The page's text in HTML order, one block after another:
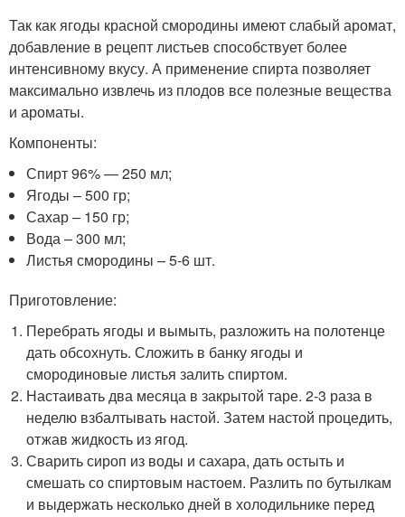
Так как ягоды красной смородины имеют слабый аромат,
добавление в рецепт листьев способствует более
интенсивному вкусу. А применение спирта позволяет
максимально извлечь из плодов все полезные вещества
и ароматы.
Компоненты:
Спирт 96% — 250 мл;
Ягоды – 500 гр;
Сахар – 150 гр;
Вода – 300 мл;
Листья смородины – 5-6 шт.
Приготовление:
Перебрать ягоды и вымыть, разложить на полотенце
дать обсохнуть. Сложить в банку ягоды и
смородиновые листья залить спиртом.
Настаивать два месяца в закрытой таре. 2-3 раза в
неделю взбалтывать настой. Затем настой процедить,
отжав жидкость из ягод.
Сварить сироп из воды и сахара, дать остыть и
смешать со спиртовым настоем. Разлить по бутылкам
и выдержать несколько дней в холодильнике перед